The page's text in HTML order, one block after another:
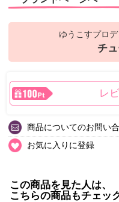
ゆうこすプロ
チ
レ
商品についてのお問い
お気に入りに登録
この商品を見た人は、
こちらの商品もチェッ